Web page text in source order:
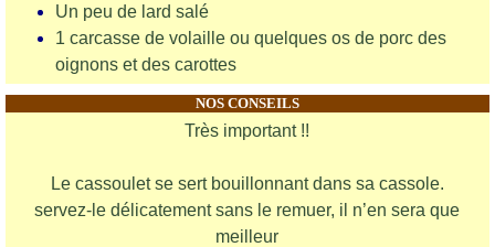
Un peu de lard salé
1 carcasse de volaille ou quelques os de porc des
oignons et des carottes
NOS CONSEILS
Très important !!
Le cassoulet se sert bouillonnant dans sa cassole.
servez-le délicatement sans le remuer, il n’en sera que
meilleur